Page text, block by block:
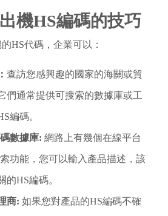
機HS編碼的技巧
HS代碼，企業可以：
查訪您感興趣的國家的海關或貿
們通常提供可搜索的數據庫或工
編碼。
數據庫: 網路上有幾個在線平台
功能，您可以輸入產品描述，該
的HS編碼。
商: 如果您對產品的HS編碼不確